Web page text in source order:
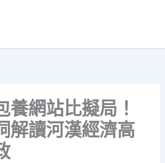
養網站比擬局！
解讀河漢經濟高